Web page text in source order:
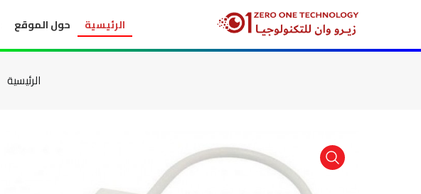
الرئيسية حول الموقع
الرئيسية
item view